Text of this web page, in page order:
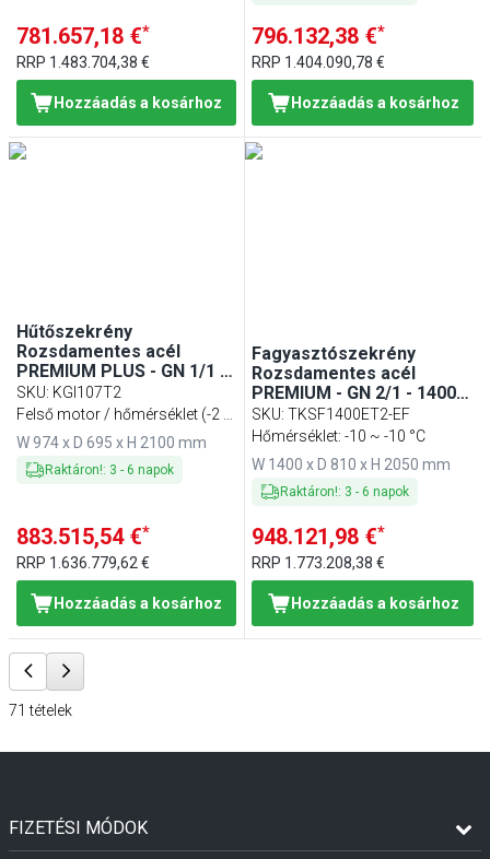
781.657,18 €*
RRP 1.483.704,38 €
Hozzáadás a kosárhoz
796.132,38 €*
RRP 1.404.090,78 €
Hozzáadás a kosárhoz
Hűtőszekrény
Rozsdamentes acél
PREMIUM PLUS - GN 1/1 -
745 l - akár +8 °C - mit 2
ajtó - Umluft hűtés,
belső LED világítás
SKU: KGI107T2
Felső motor / hőmérséklet (-2 ~
+8 °C)
W 974 x D 695 x H 2100 mm
Raktáron!: 3 - 6 napok
883.515,54 €*
RRP 1.636.779,62 €
Hozzáadás a kosárhoz
Fagyasztószekrény
Rozsdamentes acél
PREMIUM - GN 2/1 - 1400 l
- akár −22…−10 °C - mit 2
ajtó - Ventilációs hűtés,
belső LED világítás, R290
SKU:TKSF1400ET2-EF
Hőmérséklet: -10 ~ -10 °C
W 1400 x D 810 x H 2050 mm
Raktáron!: 3 - 6 napok
948.121,98 €*
RRP 1.773.208,38 €
Hozzáadás a kosárhoz
71 tételek
FIZETÉSI MÓDOK